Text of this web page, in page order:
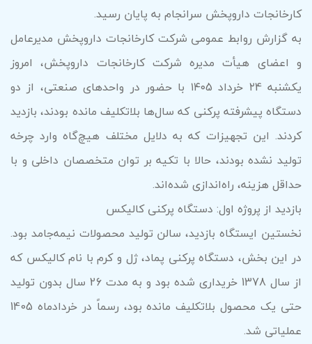
کارخانجات داروپخش سرانجام به پایان رسید.
به گزارش روابط عمومی شرکت کارخانجات داروپخش مدیرعامل
و اعضای هیأت مدیره شرکت کارخانجات داروپخش، امروز
یکشنبه ۲4 خرداد ۱۴۰5 با حضور در واحدهای صنعتی، از دو
دستگاه پیشرفته پرکنی که سال‌ها بلاتکلیف مانده بودند، بازدید
کردند. این تجهیزات که به دلایل مختلف هیچ‌گاه وارد چرخه
تولید نشده بودند، حالا با تکیه بر توان متخصصان داخلی و با
حداقل هزینه، راه‌اندازی شده‌اند.
بازدید از پروژه اول: دستگاه پرکنی کالیکس
نخستین ایستگاه بازدید، سالن تولید محصولات نیمه‌جامد بود.
در این بخش، دستگاه پرکنی پماد، ژل و کرم با نام کالیکس که
از سال 1378 خریداری شده بود و به مدت 26 سال بدون تولید
حتی یک محصول بلاتکلیف مانده بود، رسماً در خردادماه 1405
عملیاتی شد.